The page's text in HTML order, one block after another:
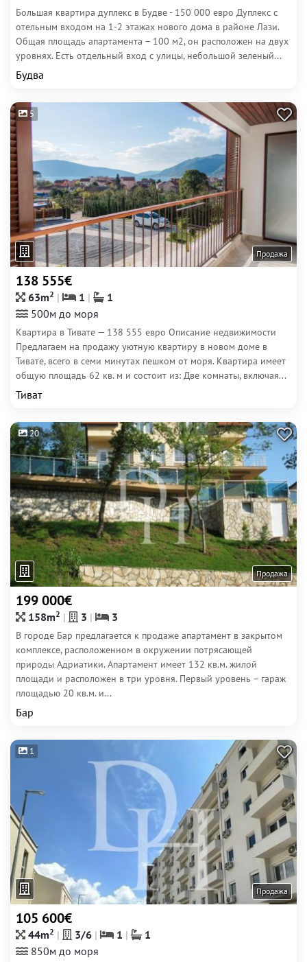
Большая квартира дуплекс в Будве - 150 000 евро Дуплекс с
отельным входом на 1-2 этажах нового дома в районе Лази.
Общая площадь апартамента – 100 м2, он расположен на двух
уровнях. Есть отдельный вход с улицы, небольшой зеленый...
Будва
5
Продажа
138 555€
63m2 1
1
500м до моря
Квартира в Тивате — 138 555 евро Описание недвижимости
Предлагаем на продажу уютную квартиру в новом доме в
Тивате, всего в семи минутах пешком от моря. Квартира имеет
общую площадь 62 кв. м и состоит из: Две комнаты, включая...
Тиват
20
Продажа
199 000€
158m2 3 3
В городе Бар предлагается к продаже апартамент в закрытом
комплексе, расположенном в окружении потрясающей
природы Адриатики. Апартамент имеет 132 кв.м. жилой
площади и расположен в три уровня. Первый уровень – гараж
площадью 20 кв.м. и...
Бар
1
Продажа
105 600€
44m2 3/6 1
1
850м до моря